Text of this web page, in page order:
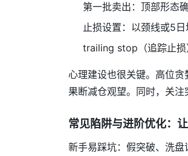
第一批卖出：顶部形态
止损设置：以颈线或5日
trailing stop（追踪止损
心理建设也很关键。高位
果断减仓观望。同时，关注
常见陷阱与进阶优化：
新手易踩坑：假突破、洗